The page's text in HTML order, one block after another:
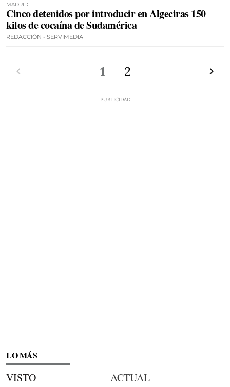
MADRID
Cinco detenidos por introducir en Algeciras 150
kilos de cocaína de Sudamérica
REDACCIÓN - SERVIMEDIA
1 2
LO MÁS
VISTO ACTUAL